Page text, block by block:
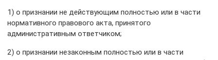
1) о признании не действующим полностью или в части
нормативного правового акта, принятого
административным ответчиком;
2) о признании незаконным полностью или в части